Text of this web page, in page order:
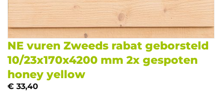
NE vuren Zweeds rabat geborsteld
10/23x170x4200 mm 2x gespoten
honey yellow
€ 33,40